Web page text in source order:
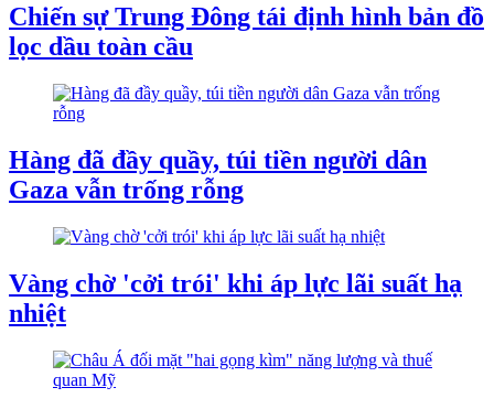
Chiến sự Trung Đông tái định hình bản đồ
lọc dầu toàn cầu
Hàng đã đầy quầy, túi tiền người dân
Gaza vẫn trống rỗng
Vàng chờ 'cởi trói' khi áp lực lãi suất hạ
nhiệt